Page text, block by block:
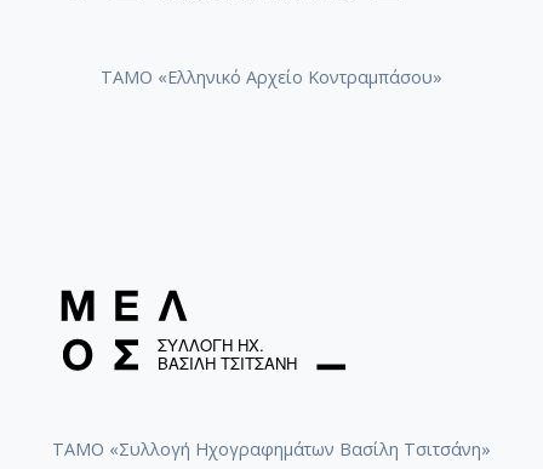
ΤΑΜΟ «Ελληνικό Αρχείο Κοντραμπάσου»
ΤΑΜΟ «Συλλογή Ηχογραφημάτων Βασίλη Τσιτσάνη»